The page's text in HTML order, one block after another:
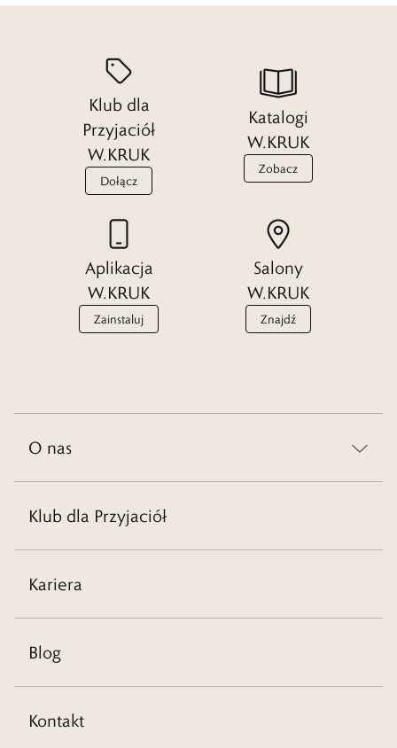
podobają Ci się minimalistyczne kompozycje, czy stawiasz na wybór
wyrafinowanych form, sprawdź już teraz, jaka biżuteria Nanis czeka
na Ciebie w W.KRUK.
Te propozycje sprawdzą się idealnie i na co dzień i na specjalne
okazje. Różnorodność wzorów, kolorów, a także ciekawych połączeń
Pierścionki Nanis
Kolekcja zachwyca kunsztem włoskiego rzemiosła, widocznym w
Czytaj więcej
Klub dla
Przyjaciół
W.KRUK
Dołącz
Katalogi
W.KRUK
Zobacz
Aplikacja
W.KRUK
Zainstaluj
Salony
W.KRUK
Znajdź
O nas
Klub dla Przyjaciół
Kariera
Blog
Kontakt